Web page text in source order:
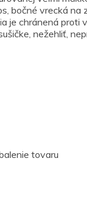
bočné vrecká
chránená
nežehliť,
tovaru